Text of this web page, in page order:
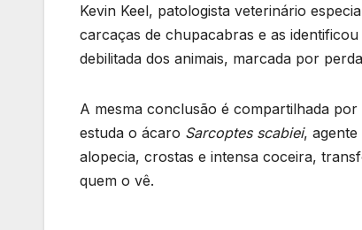
Kevin Keel, patologista veterinário
carcaças de chupacabras e as
debilitada dos animais, marcada por
A mesma conclusão é compartilhada
estuda o ácaro Sarcoptes scabiei,
alopecia, crostas e intensa coceira,
quem o vê.